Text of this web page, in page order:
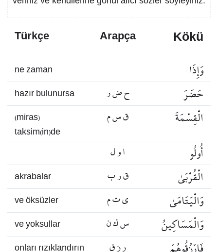
Türkçe Arapça Kökü
ne zaman وَإِذَا
hazır bulunursa ح ض ر حَضَرَ
(miras)
taksim(in)de
ق س م الْقِسْمَةَ
ا و ل أُولُو
akrabalar ق ر ب الْقُرْبَىٰ
ve öksüzler ي ت م وَالْيَتَامَىٰ
ve yoksullar س ك ن وَالْمَسَاكِينُ
onları rızıklandırın ر ز ق